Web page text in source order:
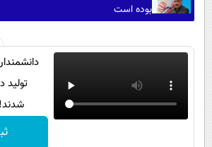
بوده است
تولید
شدند!45%تخفیف